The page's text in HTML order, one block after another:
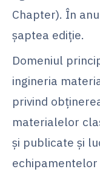
Chapter). În
şaptea ediţie.
Domeniul
ingineria
privind
materialelor
şi publicate şi